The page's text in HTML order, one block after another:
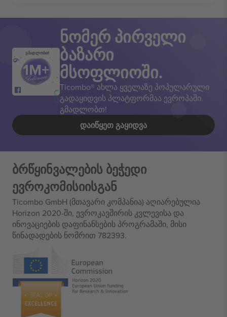
გმადლობთ!
ნომერ პირველი
ბაზარი
მსოფლიოში.
Ticombo® ახლა ყველაზე პოპულარული
გადაყიდვის პლატფორმაა ევროპაში.
გმადლობთ!
ᲓᲐᲘᲬᲧᲔᲗ ᲒᲐᲧᲘᲓᲕᲐ
ბრწყინვალების ბეჭედი
ევროკომისიისგან
Ticombo GmbH (მთავარი კომპანია) აღიარებულია
Horizon 2020-ში, ევროკავშირის კვლევისა და
ინოვაციების დაფინანსების პროგრამაში, მისი
წინადადების ნომრით 782393.